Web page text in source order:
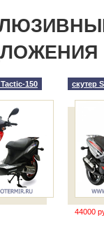
150 скутер
44000